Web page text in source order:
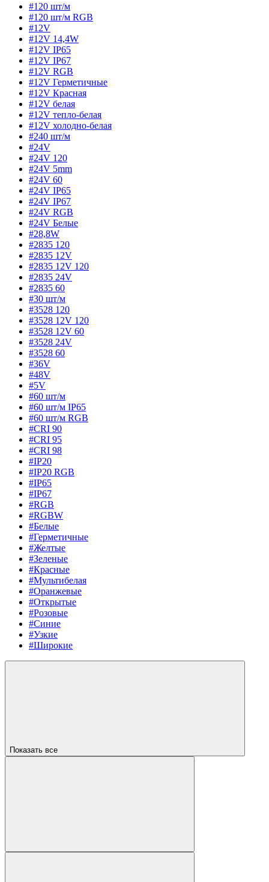
#120 шт/м
#120 шт/м RGB
#12V
#12V 14,4W
#12V IP65
#12V IP67
#12V RGB
#12V Герметичные
#12V Красная
#12V белая
#12V тепло-белая
#12V холодно-белая
#240 шт/м
#24V
#24V 120
#24V 5mm
#24V 60
#24V IP65
#24V IP67
#24V RGB
#24V Белые
#28,8W
#2835 120
#2835 12V
#2835 12V 120
#2835 24V
#2835 60
#30 шт/м
#3528 120
#3528 12V 120
#3528 12V 60
#3528 24V
#3528 60
#36V
#48V
#5V
#60 шт/м
#60 шт/м IP65
#60 шт/м RGB
#CRI 90
#CRI 95
#CRI 98
#IP20
#IP20 RGB
#IP65
#IP67
#RGB
#RGBW
#Белые
#Герметичные
#Желтые
#Зеленые
#Красные
#Мультибелая
#Оранжевые
#Открытые
#Розовые
#Синие
#Узкие
#Широкие
Показать все